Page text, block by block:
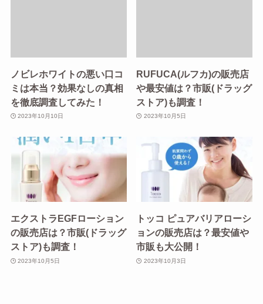
ノビレホワイトの悪い口コ
ミは本当？効果なしの真相
を徹底調査してみた！
2023年10月10日
RUFUCA(ルフカ)の販売店
や最安値は？市販(ドラッグ
ストア)も調査！
2023年10月5日
エクストラEGFローション
の販売店は？市販(ドラッグ
ストア)も調査！
2023年10月5日
トッコ ピュアバリアローシ
ョンの販売店は？最安値や
市販も大公開！
2023年10月3日